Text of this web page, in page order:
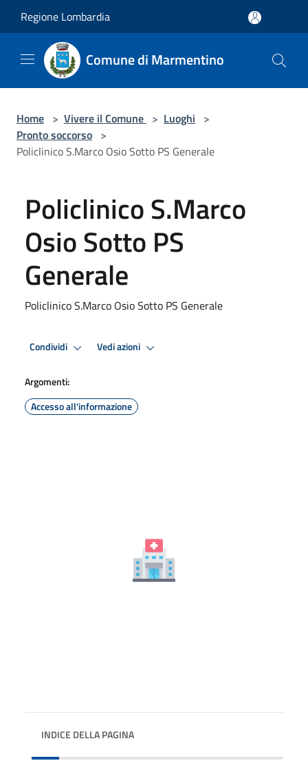
Regione Lombardia
Comune di Marmentino
Home > Vivere il Comune > Luoghi >
Pronto soccorso >
Policlinico S.Marco Osio Sotto PS Generale
Policlinico S.Marco
Osio Sotto PS
Generale
Policlinico S.Marco Osio Sotto PS Generale
Condividi Vedi azioni
Argomenti:
Accesso all'informazione
INDICE DELLA PAGINA